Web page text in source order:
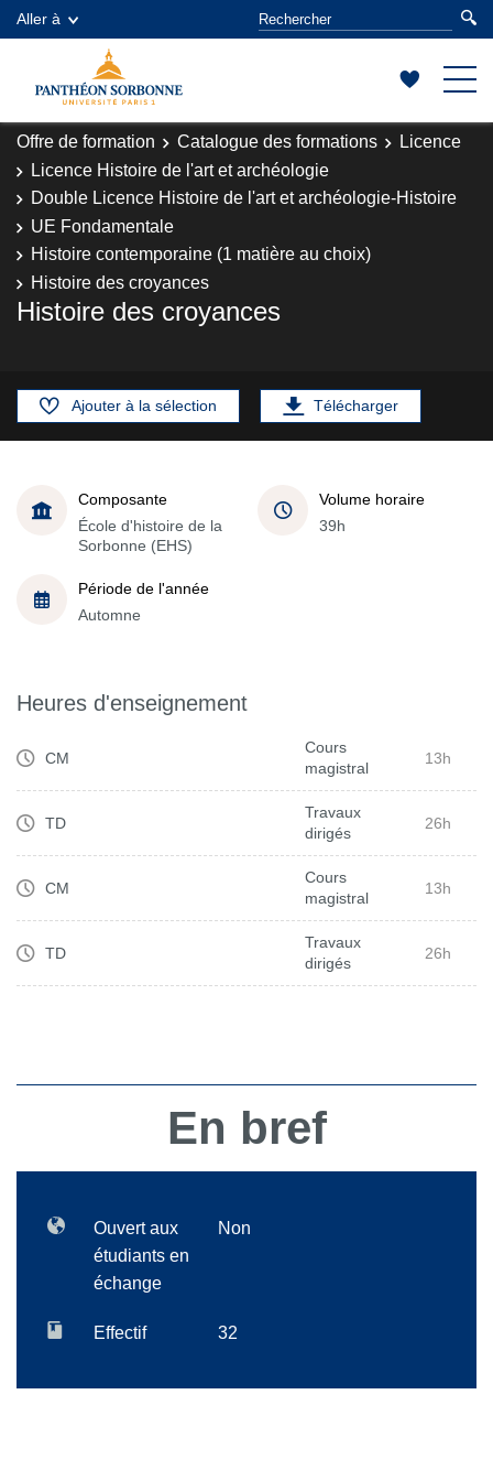
Aller à
Offre de formation Catalogue des formations
Licence
Licence Histoire de l'art et archéologie
Double Licence Histoire de l'art et archéologie-Histoire
UE Fondamentale
Histoire contemporaine (1 matière au choix)
Histoire des croyances
Histoire des croyances
Ajouter à la sélection Télécharger
Composante
École d'histoire de la
Sorbonne (EHS)
Volume horaire
39h
Période de l'année
Automne
Heures d'enseignement
CM
Cours
magistral
13h
TD
Travaux
dirigés
26h
CM
Cours
magistral
13h
TD
Travaux
dirigés
26h
En bref
Ouvert aux
étudiants en
échange
Non
Effectif 32